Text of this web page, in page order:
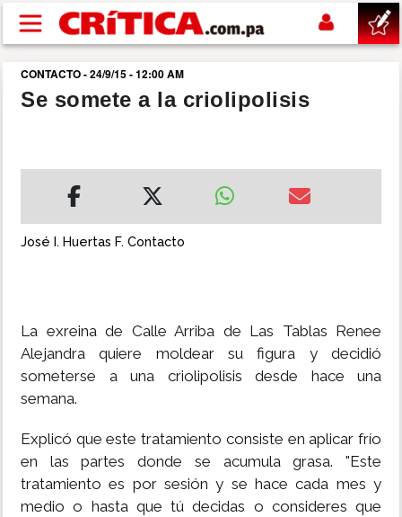
Pasar al contenido principal
buscar
DEPORTES
MUNDO
INSÓLITAS
MULTIMEDIA
CONTACTO - 24/9/15 - 12:00 AM
Se somete a la criolipolisis
José I. Huertas F. Contacto
La exreina de Calle Arriba de Las Tablas Renee
Alejandra quiere moldear su figura y decidió
someterse a una criolipolisis desde hace una
semana.
Explicó que este tratamiento consiste en aplicar frío
en las partes donde se acumula grasa. "Este
tratamiento es por sesión y se hace cada mes y
medio o hasta que tú decidas o consideres que